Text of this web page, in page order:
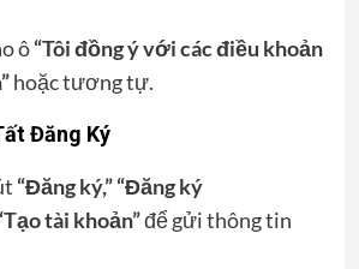
ô“Tôi đồng ý với các điều khoản
hoặc tương tự.
Đăng Ký
“Đăng ký,” “Đăng ký
tài khoản”để gửi thông tin